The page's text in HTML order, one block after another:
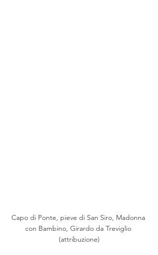
Capo di Ponte, pieve di San Siro, Madonna
con Bambino, Girardo da Treviglio
(attribuzione)